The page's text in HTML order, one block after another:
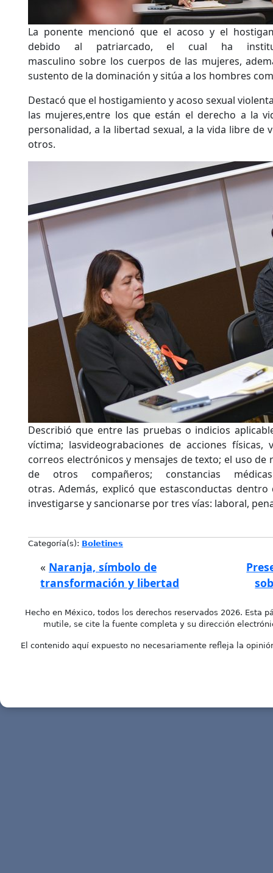
La ponente mencionó que el acoso y el
debido al patriarcado, el cual ha
masculino sobre los cuerpos de las mujeres,
sustento de la dominación y sitúa a los hombres
Destacó que el hostigamiento y acoso sexual
las mujeres,entre los que están el derecho a la
personalidad, a la libertad sexual, a la vida libre de
otros.
Describió que entre las pruebas o indicios
víctima; lasvideograbaciones de acciones
correos electrónicos y mensajes de texto; el uso de
de otros compañeros; constancias
otras. Además, explicó que estasconductas
investigarse y sancionarse por tres vías: laboral,
Categoría(s): Boletines
« Naranja, símbolo de
transformación y libertad
Hecho en México, todos los derechos reservados 2026. Esta
mutile, se cite la fuente completa y su dirección
El contenido aquí expuesto no necesariamente refleja la